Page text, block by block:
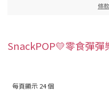
條
SnackPOP💛零食彈彈
每頁顯示 24 個